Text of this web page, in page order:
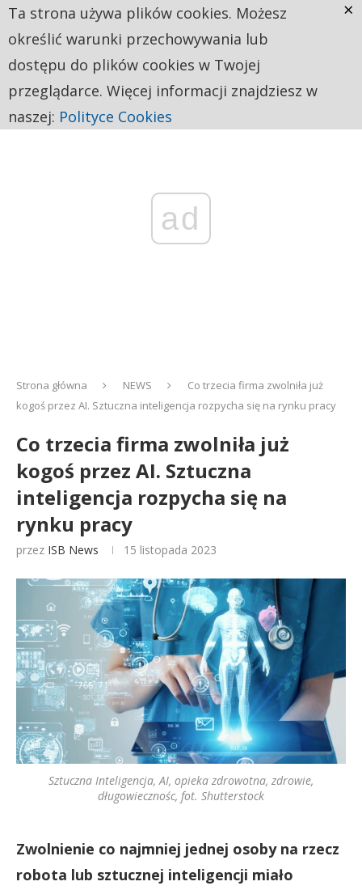
ad
Strona główna NEWS
Co trzecia firma zwolniła już
kogoś przez AI. Sztuczna inteligencja rozpycha się na rynku pracy
Co trzecia firma zwolniła już
kogoś przez AI. Sztuczna
inteligencja rozpycha się na
rynku pracy
przez ISB News 15 listopada 2023
Sztuczna Inteligencja, AI, opieka zdrowotna, zdrowie,
długowiecznośc, fot. Shutterstock
Zwolnienie co najmniej jednej osoby na rzecz
robota lub sztucznej inteligencji miało
Ta strona używa plików cookies. Możesz
określić warunki przechowywania lub
dostępu do plików cookies w Twojej
przeglądarce. Więcej informacji znajdziesz w
naszej: Polityce Cookies
×